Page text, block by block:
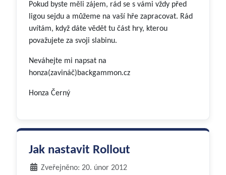
Pokud byste měli zájem, rád se s vámi vždy před
ligou sejdu a můžeme na vaší hře zapracovat. Rád
uvítám, když dáte vědět tu část hry, kterou
považujete za svoji slabinu.
Neváhejte mi napsat na
honza(zavináč)backgammon.cz
Honza Černý
Jak nastavit Rollout
Zveřejněno: 20. únor 2012